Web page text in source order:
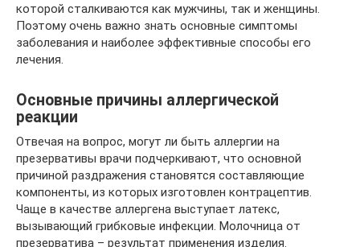
которой сталкиваются как мужчины, так и женщины.
Поэтому очень важно знать основные симптомы
заболевания и наиболее эффективные способы его
лечения.
Основные причины аллергической
реакции
Отвечая на вопрос, могут ли быть аллергии на
презервативы врачи подчеркивают, что основной
причиной раздражения становятся составляющие
компоненты, из которых изготовлен контрацептив.
Чаще в качестве аллергена выступает латекс,
вызывающий грибковые инфекции. Молочница от
презерватива – результат применения изделия.